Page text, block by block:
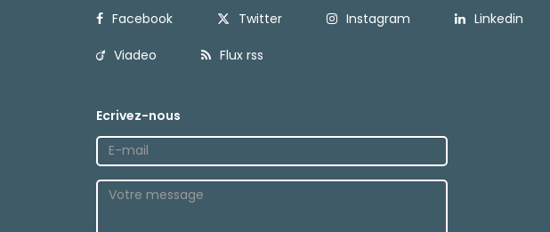
Facebook Twitter Instagram Linkedin
Viadeo Flux rss
Ecrivez-nous